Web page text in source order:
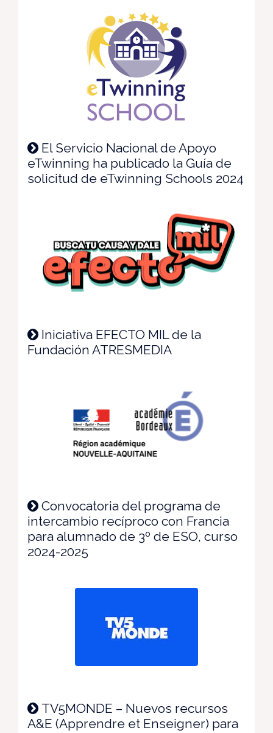
El Servicio Nacional de Apoyo
eTwinning ha publicado la Guía de
solicitud de eTwinning Schools 2024
Iniciativa EFECTO MIL de la
Fundación ATRESMEDIA
Convocatoria del programa de
intercambio recíproco con Francia
para alumnado de 3º de ESO, curso
2024-2025
TV5MONDE – Nuevos recursos
A&E (Apprendre et Enseigner) para